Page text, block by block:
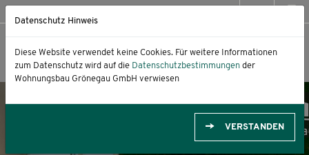
Datenschutz Hinweis
Diese Website verwendet keine Cookies. Für weitere Informationen
zum Datenschutz wird auf die Datenschutzbestimmungender
Wohnungsbau Grönegau GmbH verwiesen
VERSTANDEN